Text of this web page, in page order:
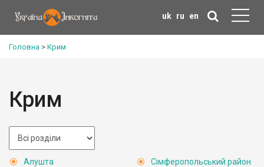
uk ru en
Головна > Крим
Крим
Алушта
Сімферопольський район